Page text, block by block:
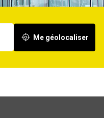
Me géolocaliser